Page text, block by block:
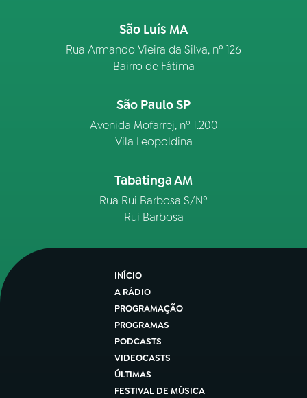
São Luís MA
Rua Armando Vieira da Silva, nº 126
Bairro de Fátima
São Paulo SP
Avenida Mofarrej, nº 1.200
Vila Leopoldina
Tabatinga AM
Rua Rui Barbosa S/Nº
Rui Barbosa
INÍCIO
A RÁDIO
PROGRAMAÇÃO
PROGRAMAS
PODCASTS
VIDEOCASTS
ÚLTIMAS
FESTIVAL DE MÚSICA